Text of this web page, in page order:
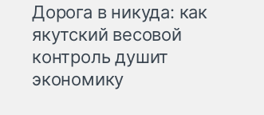
Дорога в никуда: как
якутский весовой
контроль душит
экономику